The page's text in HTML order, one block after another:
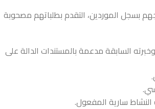
بسجل الموردين، التقدم بطلباتهم مصحوبة
السابقة مدعمة بالمستندات الدالة على
سارية المفعول.